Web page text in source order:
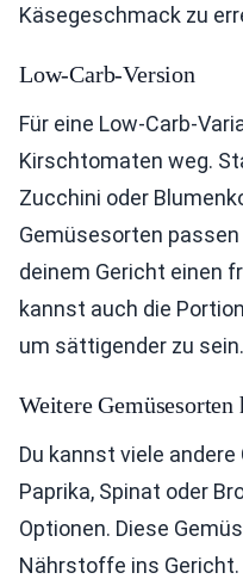
Käsegeschmack zu
Low-Carb-Version
Für eine Low-Carb-
Kirschtomaten weg.
Zucchini oder
Gemüsesorten
deinem Gericht einen
kannst auch die
um sättigender zu sein.
Weitere Gemüsesorten
Du kannst viele
Paprika, Spinat oder
Optionen. Diese
Nährstoffe ins